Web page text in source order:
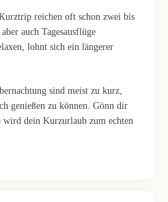
reichen oft schon zwei bis
auch Tagesausflüge
lohnt sich ein längerer
sind meist zu kurz,
genießen zu können. Gönn dir
wird dein Kurzurlaub zum echten